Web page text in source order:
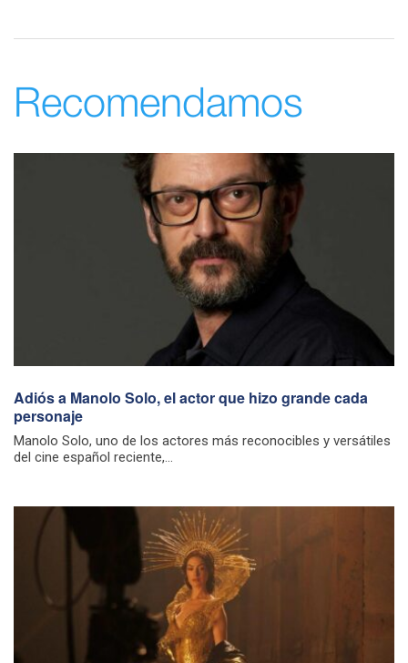
Recomendamos
Adiós a Manolo Solo, el actor que hizo grande cada
personaje
Manolo Solo, uno de los actores más reconocibles y versátiles
del cine español reciente,...